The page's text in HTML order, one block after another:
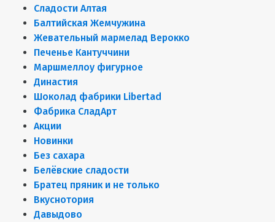
Сладости Алтая
Балтийская Жемчужина
Жевательный мармелад Верокко
Печенье Кантуччини
Маршмеллоу фигурное
Династия
Шоколад фабрики Libertad
Фабрика СладАрт
Акции
Новинки
Без сахара
Белёвские сладости
Братец пряник и не только
Вкуснотория
Давыдово